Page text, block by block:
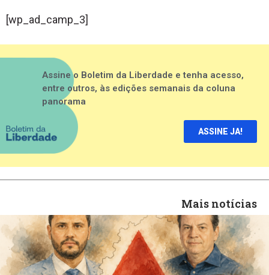
[wp_ad_camp_3]
Assine o Boletim da Liberdade e tenha acesso,
entre outros, às edições semanais da coluna
panorama
ASSINE JA!
Mais notícias